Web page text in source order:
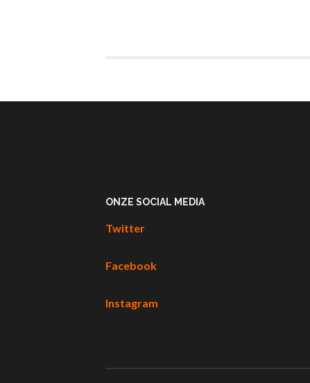
ONZE SOCIAL MEDIA
Twitter
Facebook
Instagram